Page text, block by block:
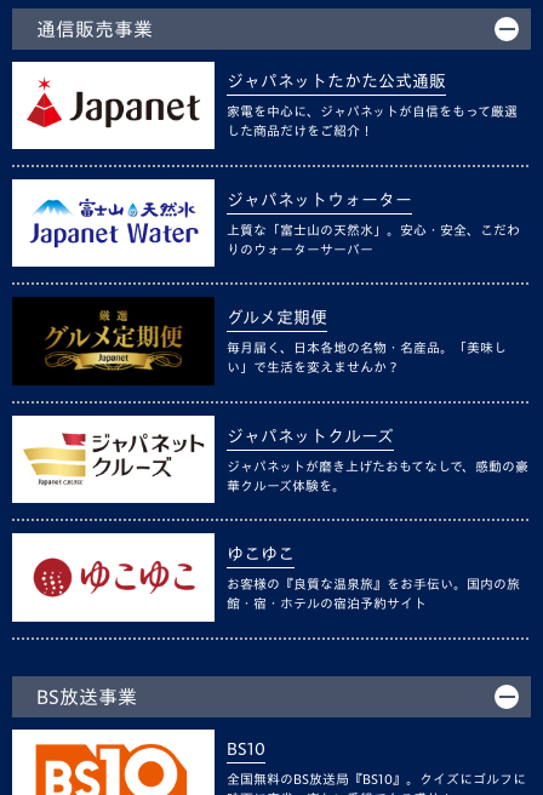
通信販売事業
ジャパネットたかた公式通販
家電を中心に、ジャパネットが自信をもって厳選
した商品だけをご紹介！
ジャパネットウォーター
上質な「富士山の天然水」。安心・安全、こだわ
りのウォーターサーバー
グルメ定期便
毎月届く、日本各地の名物・名産品。「美味し
い」で生活を変えませんか？
ジャパネットクルーズ
ジャパネットが磨き上げたおもてなしで、感動の豪
華クルーズ体験を。
ゆこゆこ
お客様の『良質な温泉旅』をお手伝い。国内の旅
館・宿・ホテルの宿泊予約サイト
BS放送事業
BS10
全国無料のBS放送局『BS10』。クイズにゴルフに